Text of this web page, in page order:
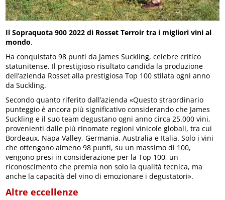
Il Sopraquota 900 2022 di Rosset Terroir tra i migliori vini al
mondo.
Ha conquistato 98 punti da James Suckling, celebre critico
statunitense. Il prestigioso risultato candida la produzione
dell’azienda Rosset alla prestigiosa Top 100 stilata ogni anno
da Suckling.
Secondo quanto riferito dall’azienda «Questo straordinario
punteggio è ancora più significativo considerando che James
Suckling e il suo team degustano ogni anno circa 25.000 vini,
provenienti dalle più rinomate regioni vinicole globali, tra cui
Bordeaux, Napa Valley, Germania, Australia e Italia. Solo i vini
che ottengono almeno 98 punti, su un massimo di 100,
vengono presi in considerazione per la Top 100, un
riconoscimento che premia non solo la qualità tecnica, ma
anche la capacità del vino di emozionare i degustatori».
Altre eccellenze